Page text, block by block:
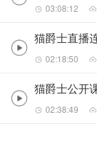
03:08:12
02:18:50
02:38:49